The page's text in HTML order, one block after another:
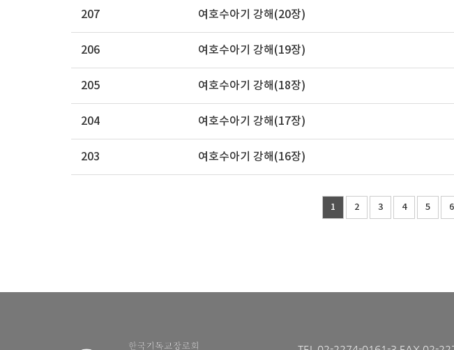
207 여호수아기 강해(20장)
206 여호수아기 강해(19장)
205 여호수아기 강해(18장)
204 여호수아기 강해(17장)
203 여호수아기 강해(16장)
1 2 3 4 5 6